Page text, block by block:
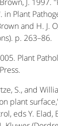
in Plant
and H. J.
p. 263–86.
Plant
S., and
plant
eds Y. Elad,